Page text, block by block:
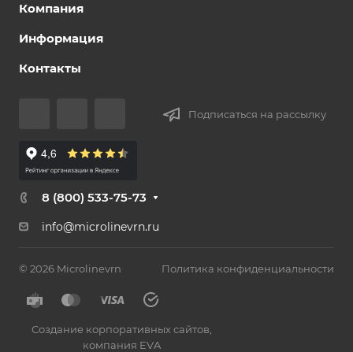
Компания
Информация
Контакты
Подписаться на рассылку
8 (800) 533-75-73
info@microlinevrn.ru
© 2026 Microlinevrn Политика конфиденциальности
Создание корпоративных сайтов
компания EVA